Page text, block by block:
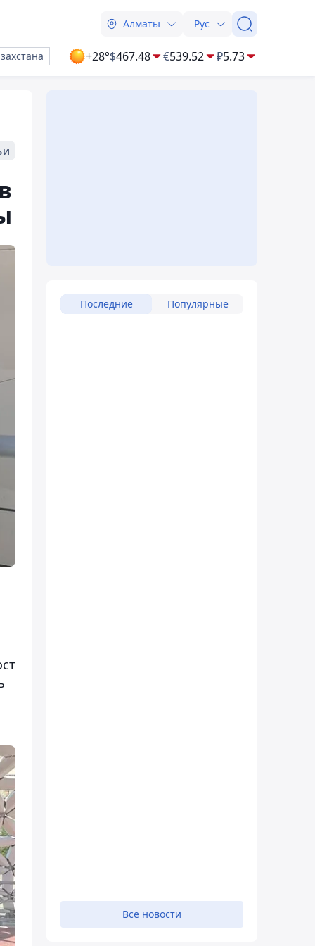
Алматы Рус
+28°$467.48 €539.52 ₽5.73
Последние Популярные
Все новости